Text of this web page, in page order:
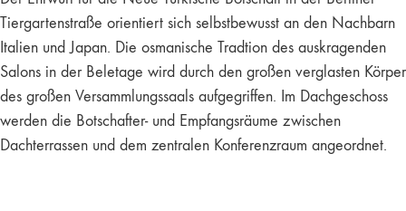
Tiergartenstraße orientiert sich selbstbewusst an den Nachbarn
Italien und Japan. Die osmanische Tradtion des auskragenden
Salons in der Beletage wird durch den großen verglasten Körper
des großen Versammlungssaals aufgegriffen. Im Dachgeschoss
werden die Botschafter- und Empfangsräume zwischen
Dachterrassen und dem zentralen Konferenzraum angeordnet.